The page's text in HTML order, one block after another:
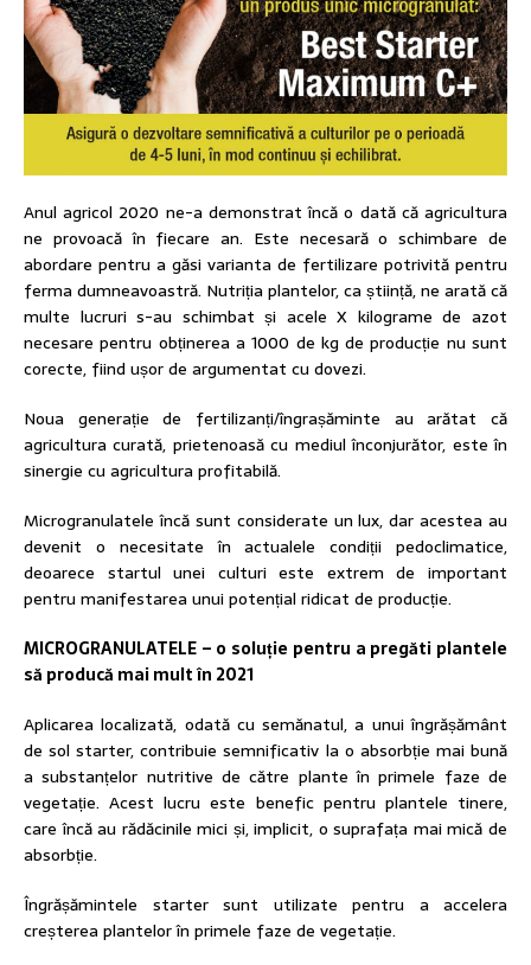
Anul agricol 2020 ne-a demonstrat încă o dată că agricultura
ne provoacă în fiecare an. Este necesară o schimbare de
abordare pentru a găsi varianta de fertilizare potrivită pentru
ferma dumneavoastră. Nutriția plantelor, ca știință, ne arată că
multe lucruri s-au schimbat și acele X kilograme de azot
necesare pentru obținerea a 1000 de kg de producție nu sunt
corecte, fiind ușor de argumentat cu dovezi.
Noua generație de fertilizanți/îngrașăminte au arătat că
agricultura curată, prietenoasă cu mediul înconjurător, este în
sinergie cu agricultura profitabilă.
Microgranulatele încă sunt considerate un lux, dar acestea au
devenit o necesitate în actualele condiții pedoclimatice,
deoarece startul unei culturi este extrem de important
pentru manifestarea unui potențial ridicat de producție.
MICROGRANULATELE – o soluție pentru a pregăti plantele
să producă mai mult în 2021
Aplicarea localizată, odată cu semănatul, a unui îngrășământ
de sol starter, contribuie semnificativ la o absorbție mai bună
a substanțelor nutritive de către plante în primele faze de
vegetație. Acest lucru este benefic pentru plantele tinere,
care încă au rădăcinile mici și, implicit, o suprafața mai mică de
absorbție.
Îngrășămintele starter sunt utilizate pentru a accelera
creșterea plantelor în primele faze de vegetație.